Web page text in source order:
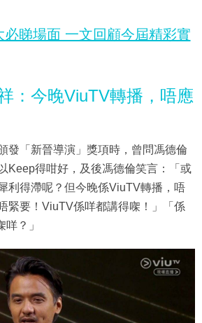
睇場面 一文回顧今屆精彩實
：今晚ViuTV轉播，唔應
發「新晉導演」獎項時，曾問馮德倫
Keep得咁好，及後馮德倫笑言：「或
利得滯呢？但今晚係ViuTV轉播，唔
緊要！ViuTV係咩都講得㗎！」「係
？」